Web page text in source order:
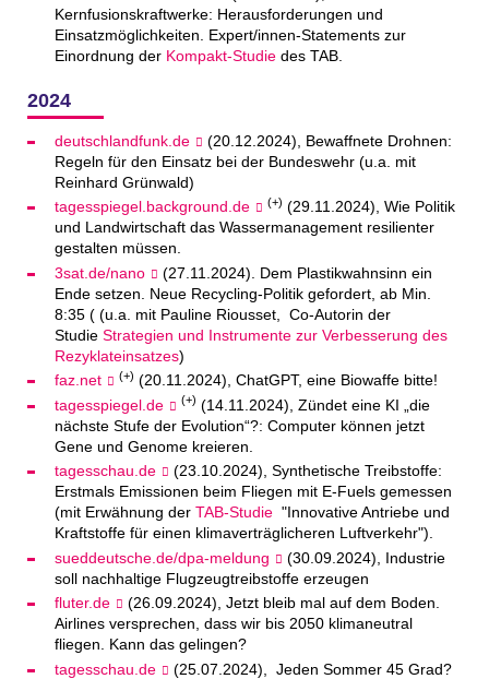
Kernfusionskraftwerke: Herausforderungen und
Einsatzmöglichkeiten. Expert/innen-Statements zur
Einordnung der Kompakt-Studiedes TAB.
2024
deutschlandfunk.de
(20.12.2024), Bewaffnete Drohnen:
Regeln für den Einsatz bei der Bundeswehr (u.a. mit
Reinhard Grünwald)
tagesspiegel.background.de
(+) (29.11.2024), Wie Politik
und Landwirtschaft das Wassermanagement resilienter
gestalten müssen.
3sat.de/nano
(27.11.2024). Dem Plastikwahnsinn ein
Ende setzen. Neue Recycling-Politik gefordert, ab Min.
8:35 ( (u.a. mit Pauline Riousset, Co-Autorin der
Studie Strategien und Instrumente zur Verbesserung des
Rezyklateinsatzes)
faz.net
(+) (20.11.2024), ChatGPT, eine Biowaffe bitte!
tagesspiegel.de
(+) (14.11.2024), Zündet eine KI „die
nächste Stufe der Evolution“?: Computer können jetzt
Gene und Genome kreieren.
tagesschau.de
(23.10.2024), Synthetische Treibstoffe:
Erstmals Emissionen beim Fliegen mit E-Fuels gemessen
(mit Erwähnung der TAB-Studie "Innovative Antriebe und
Kraftstoffe für einen klimaverträglicheren Luftverkehr").
sueddeutsche.de/dpa-meldung
(30.09.2024), Industrie
soll nachhaltige Flugzeugtreibstoffe erzeugen
fluter.de
(26.09.2024), Jetzt bleib mal auf dem Boden.
Airlines versprechen, dass wir bis 2050 klimaneutral
fliegen. Kann das gelingen?
tagesschau.de
(25.07.2024), Jeden Sommer 45 Grad?